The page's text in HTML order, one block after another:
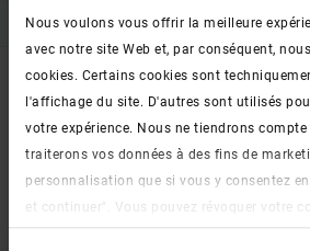
Nous voulons vous offrir la meilleure
avec notre site Web et, par conséquent,
cookies. Certains cookies sont
l'affichage du site. D'autres sont utilisés
votre expérience. Nous ne tiendrons
traiterons vos données à des fins de
personnalisation que si vous y consentez
et continuer". Vous pouvez révoquer votre